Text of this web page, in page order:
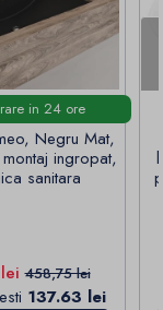
in 24 ore
Negru Mat,
ingropat,
sanitara
leiPret de baza
458,75 lei
137.63 lei